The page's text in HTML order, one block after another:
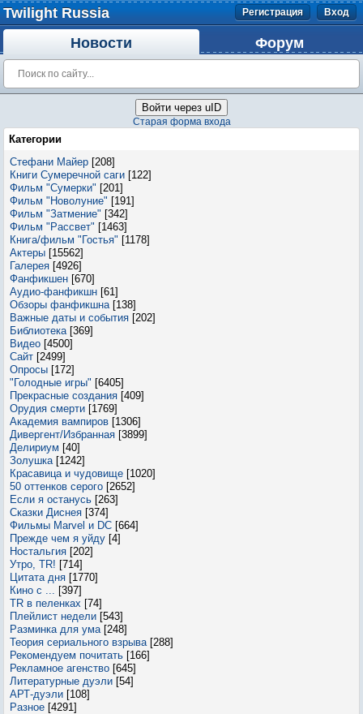
Twilight Russia Регистрация Вход
Новости Форум
Войти через uID
Старая форма входа
Категории
Стефани Майер [208]
Книги Сумеречной саги [122]
Фильм "Сумерки" [201]
Фильм "Новолуние" [191]
Фильм "Затмение" [342]
Фильм "Рассвет" [1463]
Книга/фильм "Гостья" [1178]
Актеры [15562]
Галерея [4926]
Фанфикшен [670]
Аудио-фанфикшн [61]
Обзоры фанфикшна [138]
Важные даты и события [202]
Библиотека [369]
Видео [4500]
Сайт [2499]
Опросы [172]
"Голодные игры" [6405]
Прекрасные создания [409]
Орудия смерти [1769]
Академия вампиров [1306]
Дивергент/Избранная [3899]
Делириум [40]
Золушка [1242]
Красавица и чудовище [1020]
50 оттенков серого [2652]
Если я останусь [263]
Сказки Диснея [374]
Фильмы Marvel и DC [664]
Прежде чем я уйду [4]
Ностальгия [202]
Утро, TR! [714]
Цитата дня [1770]
Кино с ... [397]
TR в пеленках [74]
Плейлист недели [543]
Разминка для ума [248]
Теория сериального взрыва [288]
Рекомендуем почитать [166]
Рекламное агенство [645]
Литературные дуэли [54]
АРТ-дуэли [108]
Разное [4291]